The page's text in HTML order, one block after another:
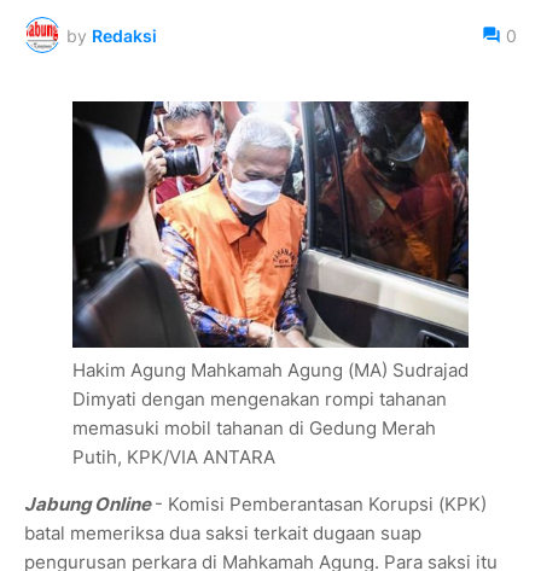
by Redaksi 0
Hakim Agung Mahkamah Agung (MA) Sudrajad
Dimyati dengan mengenakan rompi tahanan
memasuki mobil tahanan di Gedung Merah
Putih, KPK/VIA ANTARA
Jabung Online- Komisi Pemberantasan Korupsi (KPK)
batal memeriksa dua saksi terkait dugaan suap
pengurusan perkara di Mahkamah Agung. Para saksi itu